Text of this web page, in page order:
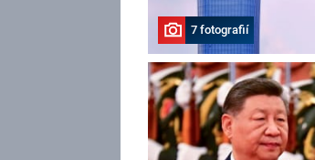
7 fotografií